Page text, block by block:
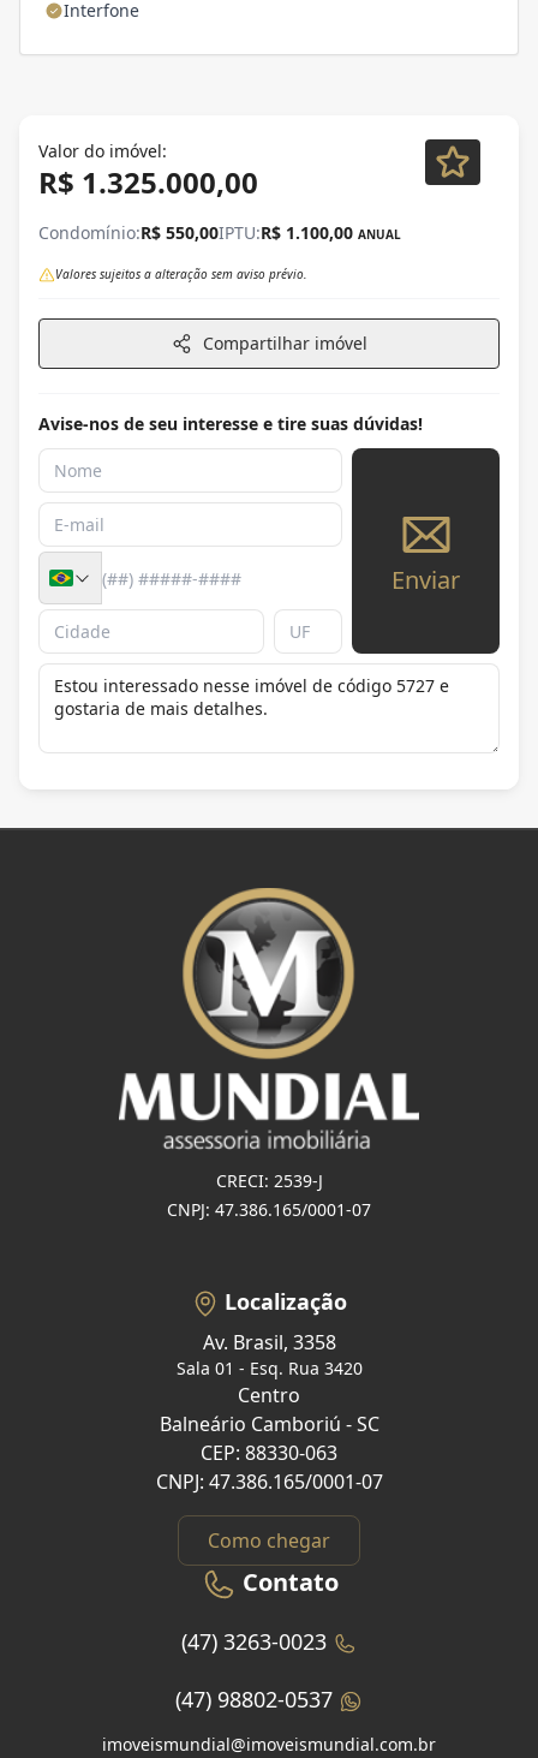
Interfone
Valor do imóvel:
R$ 1.325.000,00
Condomínio:R$ 550,00IPTU:R$ 1.100,00 ANUAL
Valores sujeitos a alteração sem aviso prévio.
Compartilhar imóvel
Avise-nos de seu interesse e tire suas dúvidas!
Enviar
CRECI: 2539-J
CNPJ: 47.386.165/0001-07
Localização
Av. Brasil, 3358
Sala 01 - Esq. Rua 3420
Centro
Balneário Camboriú - SC
CEP: 88330-063
CNPJ: 47.386.165/0001-07
Como chegar
Contato
(47) 3263-0023
(47) 98802-0537
imoveismundial@imoveismundial.com.br